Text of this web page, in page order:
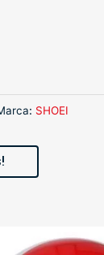
: SHOEI